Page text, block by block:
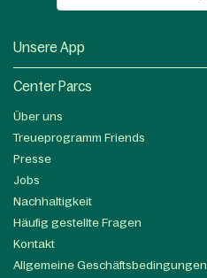
Unsere App
Center Parcs
Über uns
Treueprogramm Friends
Presse
Jobs
Nachhaltigkeit
Häufig gestellte Fragen
Kontakt
Allgemeine Geschäftsbedingungen